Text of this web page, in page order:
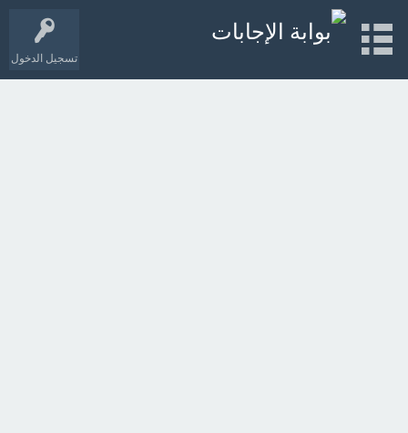
تسجيل الدخول